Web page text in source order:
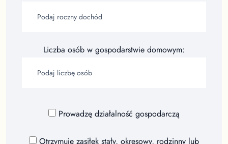
Liczba osób w gospodarstwie domowym:
Prowadzę działalność gospodarczą
Otrzymuję zasiłek stały, okresowy, rodzinny lub